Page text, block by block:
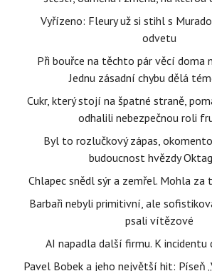
Vyřízeno: Fleury už si stihl s
odvetu
Při bouřce na těchto pár věcí doma
Jednu zásadní chybu dělá
Cukr, který stojí na špatné straně,
odhalili nebezpečnou roli
Byl to rozlučkový zápas,
budoucnost hvězdy
Chlapec snědl sýr a zemřel. Mohla za
Barbaři nebyli primitivní, ale
psali vítězové
AI napadla další firmu. K
Pavel Bobek a jeho největší hit: Píseň